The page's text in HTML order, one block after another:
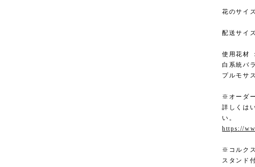
花のサイ
配送サイ
使用花材
白系統バ
プルモサ
※オーダ
詳しくは
い。
https://
※コルク
スタンド